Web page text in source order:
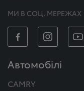
МИ В СОЦ. МЕРЕЖАХ
Автомобілі
CAMRY